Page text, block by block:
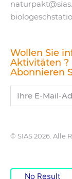
Wollen Sie
Aktivitäten ?
Abonnieren
Ihre E-Mail-
© SIAS 2026. Alle
No Result